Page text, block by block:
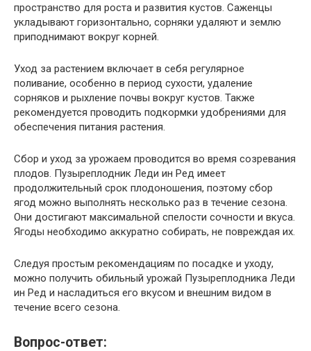
пространство для роста и развития кустов. Саженцы
укладывают горизонтально, сорняки удаляют и землю
приподнимают вокруг корней.
Уход за растением включает в себя регулярное
поливание, особенно в период сухости, удаление
сорняков и рыхление почвы вокруг кустов. Также
рекомендуется проводить подкормки удобрениями для
обеспечения питания растения.
Сбор и уход за урожаем проводится во время созревания
плодов. Пузыреплодник Леди ин Ред имеет
продолжительный срок плодоношения, поэтому сбор
ягод можно выполнять несколько раз в течение сезона.
Они достигают максимальной спелости сочности и вкуса.
Ягоды необходимо аккуратно собирать, не повреждая их.
Следуя простым рекомендациям по посадке и уходу,
можно получить обильный урожай Пузыреплодника Леди
ин Ред и насладиться его вкусом и внешним видом в
течение всего сезона.
Вопрос-ответ: